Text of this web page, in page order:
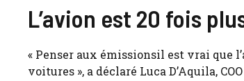
L’avion est 20 fois
« Penser aux émissionsil est vrai que
voitures », a déclaré Luca D’Aquila,